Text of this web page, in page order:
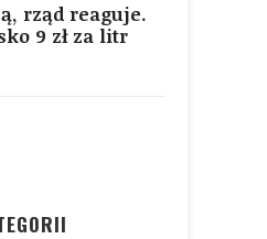
rząd reaguje.
9 zł za litr